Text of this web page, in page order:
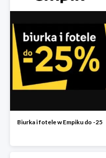
Biurka i fotele w Empiku do -25